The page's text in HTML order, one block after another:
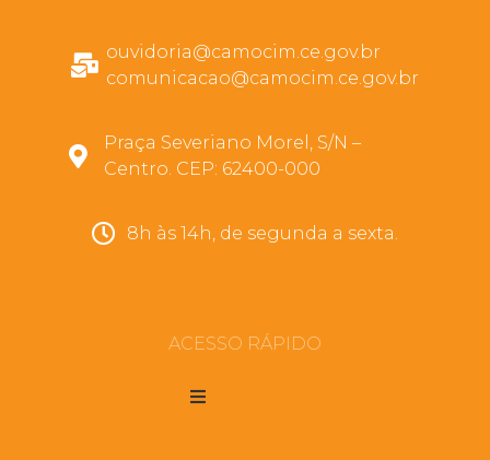
ouvidoria@camocim.ce.gov.br
comunicacao@camocim.ce.gov.br
Praça Severiano Morel, S/N –
Centro. CEP: 62400-000
8h às 14h, de segunda a sexta.
ACESSO RÁPIDO